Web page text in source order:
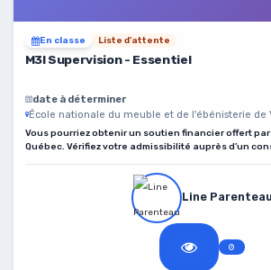
En classe Liste d'attente
M3I Supervision - Essentiel
date à déterminer
École nationale du meuble et de l'ébénisterie de
Vous pourriez obtenir un soutien financier offert
Québec. Vérifiez votre admissibilité auprès d’un
Line Parenteau